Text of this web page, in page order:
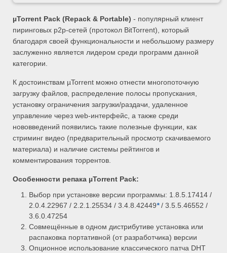
µTorrent Pack (Repack & Portable) - популярный клиент
пиринговых p2p-сетей (протокол BitTorrent), который
благодаря своей функциональности и небольшому размеру
заслуженно является лидером среди программ данной
категории.
К достоинствам µTorrent можно отнести многопоточную
загрузку файлов, распределение полосы пропускания,
установку ограничения загрузки/раздачи, удаленное
управление через web-интерфейс, а также среди
нововведений появились такие полезные функции, как
стриминг видео (предварительный просмотр скачиваемого
материала) и наличие системы рейтингов и
комментирования торрентов.
Особенности репака µTorrent Pack:
Выбор при установке версии программы: 1.8.5.17414 /
2.0.4.22967 / 2.2.1.25534 / 3.4.8.42449*/ 3.5.5.46552 /
3.6.0.47254
Совмещённые в одном дистрибутиве установка или
распаковка портативной (от разработчика) версии
Опционное использование классического патча DHT